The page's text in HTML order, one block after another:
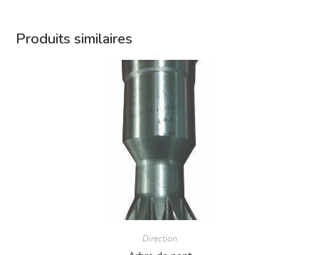
Produits similaires
Direction